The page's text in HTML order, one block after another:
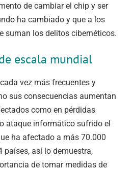
de cambiar el chip y ser
ha cambiado y que a los
suman los delitos cibernéticos.
escala mundial
vez más frecuentes y
sus consecuencias aumentan
como en pérdidas
ataque informático sufrido el
ha afectado a más 70.000
países, así lo demuestra,
de tomar medidas de